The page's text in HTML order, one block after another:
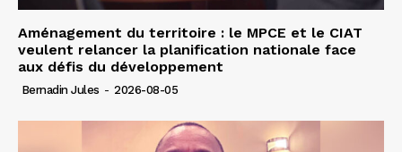
Aménagement du territoire : le MPCE et le CIAT
veulent relancer la planification nationale face
aux défis du développement
Bernadin Jules - 2026-08-05